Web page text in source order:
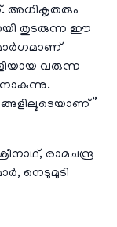
അധികൃതരും
തുടരുന്ന ഈ
വരുന്ന
”
രാമചന്ദ്ര
നെടുമുടി